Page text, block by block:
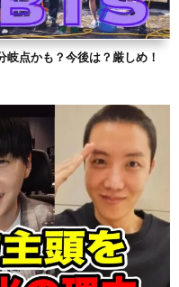
点かも？今後は？厳しめ！